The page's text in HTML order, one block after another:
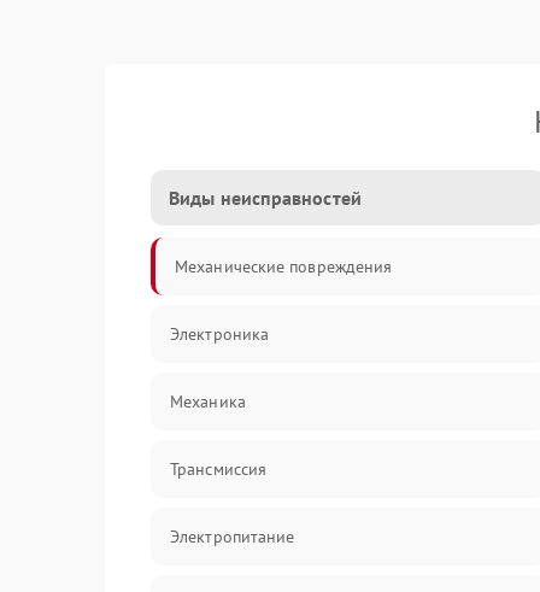
Виды неисправностей
Механические повреждения
Электроника
Механика
Трансмиссия
Электропитание